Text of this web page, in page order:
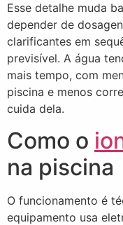
Esse detalhe muda
depender de
clarificantes em
previsível. A água
mais tempo, com
piscina e menos
cuida dela.
Como o
na piscina
O funcionamento é
equipamento usa